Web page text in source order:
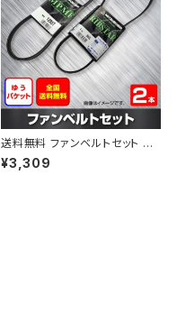
送料無料 ファンベルトセット マ
ツダ ファミリアS-ワゴン 型式B
J5W H10.04～H12.10 （国内ト
¥3,309